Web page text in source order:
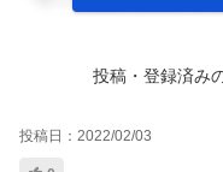
投稿・登録済み
投稿日： 2022/02/03